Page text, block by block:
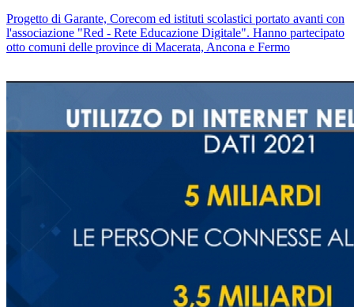
Progetto di Garante, Corecom ed istituti scolastici portato avanti con
l'associazione "Red - Rete Educazione Digitale". Hanno partecipato
otto comuni delle province di Macerata, Ancona e Fermo